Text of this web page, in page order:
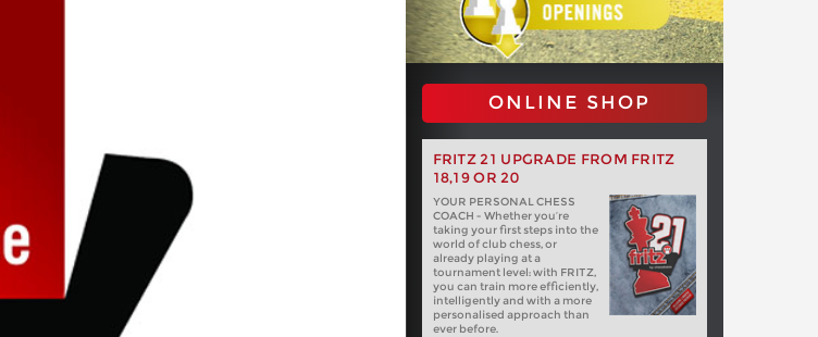
ONLINE SHOP
FRITZ 21 UPGRADE FROM FRITZ
18,19 OR 20
YOUR PERSONAL CHESS
COACH - Whether you’re
taking your first steps into the
world of club chess, or
already playing at a
tournament level: with FRITZ,
you can train more efficiently,
intelligently and with a more
personalised approach than
ever before.